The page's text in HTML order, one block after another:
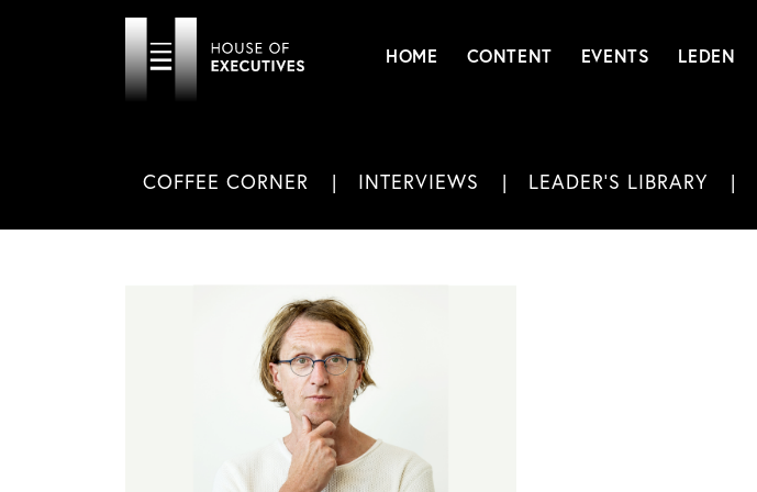
HOME CONTENT EVENTS LEDEN
COFFEE CORNER INTERVIEWS LEADER'S LIBRARY